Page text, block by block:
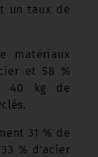
un taux de
matériaux
et 58 %
40 kg de
31 % de
% d'acier